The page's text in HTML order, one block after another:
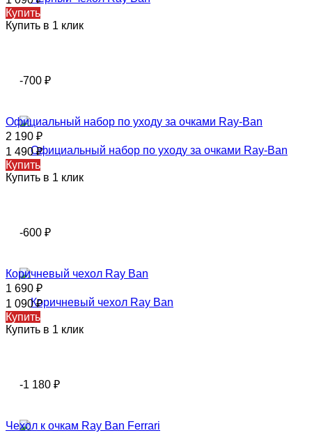
Купить
Купить в 1 клик
-700 ₽
Официальный набор по уходу за очками Ray-Ban
2 190 ₽
1 490₽
Купить
Купить в 1 клик
-600 ₽
Коричневый чехол Ray Ban
1 690 ₽
1 090₽
Купить
Купить в 1 клик
-1 180 ₽
Чехол к очкам Ray Ban Ferrari